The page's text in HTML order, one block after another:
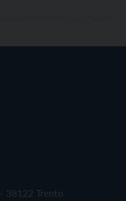
38122 Trento